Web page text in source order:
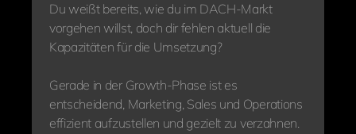
Du weißt bereits, wie du im DACH-Markt
vorgehen willst, doch dir fehlen aktuell die
Kapazitäten für die Umsetzung?
Gerade in der Growth-Phase ist es
entscheidend, Marketing, Sales und Operations
effizient aufzustellen und gezielt zu verzahnen.